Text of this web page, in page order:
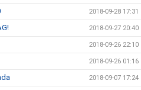
2018-09-28 17:31
2018-09-27 20:40
2018-09-26 22:10
2018-09-26 01:16
2018-09-07 17:24